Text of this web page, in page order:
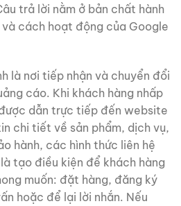
trả lời nằm ở bản chất hành
cách hoạt động của Google
là nơi tiếp nhận và chuyển đổi
cáo. Khi khách hàng nhấp
dẫn trực tiếp đến website
chi tiết về sản phẩm, dịch vụ,
hành, các hình thức liên hệ
tạo điều kiện để khách hàng
muốn: đặt hàng, đăng ký
hoặc để lại lời nhắn. Nếu